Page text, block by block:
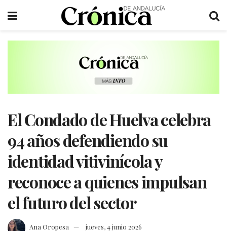
El Condado de Huelva celebra
94 años defendiendo su
identidad vitivinícola y
reconoce a quienes impulsan
el futuro del sector
Ana Oropesa jueves, 4 junio 2026